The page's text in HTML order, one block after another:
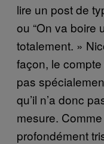
lire un post de
ou “On va boire
totalement. »
façon, le
pas
qu’il n’a donc
mesure.
profondément